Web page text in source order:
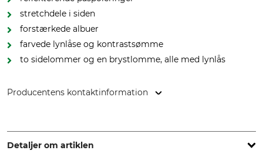
stretchdele i siden
forstærkede albuer
farvede lynlåse og kontrastsømme
to sidelommer og en brystlomme, alle med lynlås
Producentens kontaktinformation
www.grube.de
Detaljer om artiklen